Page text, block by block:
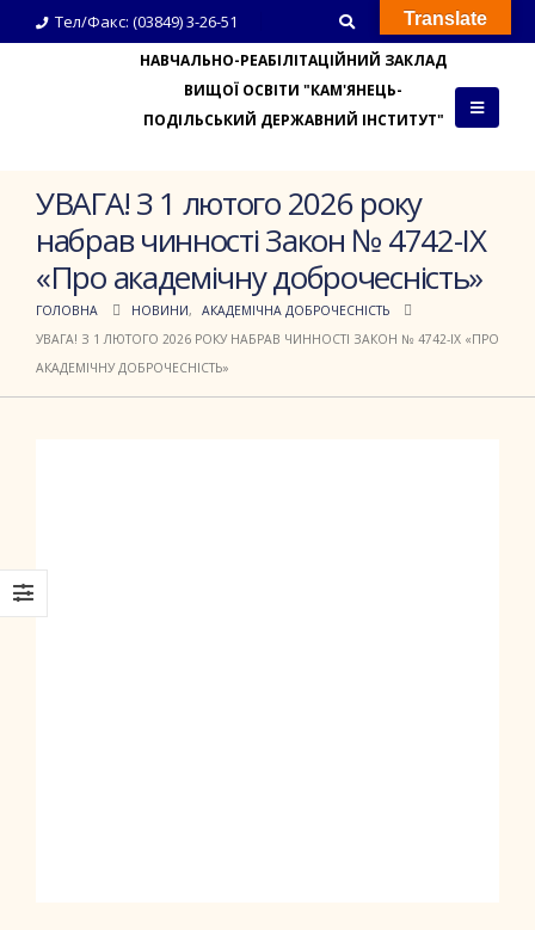
Тел/Факс: (03849) 3-26-51
НАВЧАЛЬНО-РЕАБІЛІТАЦІЙНИЙ ЗАКЛАД
ВИЩОЇ ОСВІТИ "КАМ'ЯНЕЦЬ-
ПОДІЛЬСЬКИЙ ДЕРЖАВНИЙ ІНСТИТУТ"
УВАГА! З 1 лютого 2026 року
набрав чинності Закон № 4742-IX
«Про академічну доброчесність»
ГОЛОВНА НОВИНИ,
АКАДЕМІЧНА ДОБРОЧЕСНІСТЬ
УВАГА! З 1 ЛЮТОГО 2026 РОКУ НАБРАВ ЧИННОСТІ ЗАКОН № 4742-IX «ПРО
АКАДЕМІЧНУ ДОБРОЧЕСНІСТЬ»
Translate